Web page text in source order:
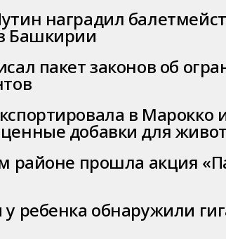
наградил
Башкирии
пакет законов об
в Марокко
добавки для
районе прошла акция
ребенка обнаружили